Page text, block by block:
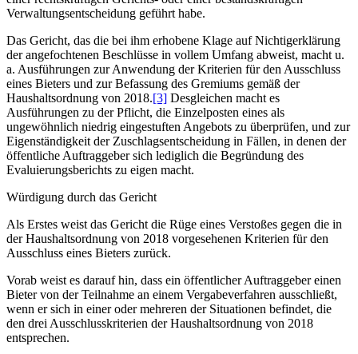
Verwaltungsentscheidung geführt habe.
Das Gericht, das die bei ihm erhobene Klage auf Nichtigerklärung
der angefochtenen Beschlüsse in vollem Umfang abweist, macht u.
a. Ausführungen zur Anwendung der Kriterien für den Ausschluss
eines Bieters und zur Befassung des Gremiums gemäß der
Haushaltsordnung von 2018.[3] Desgleichen macht es
Ausführungen zu der Pflicht, die Einzelposten eines als
ungewöhnlich niedrig eingestuften Angebots zu überprüfen, und zur
Eigenständigkeit der Zuschlagsentscheidung in Fällen, in denen der
öffentliche Auftraggeber sich lediglich die Begründung des
Evaluierungsberichts zu eigen macht.
Würdigung durch das Gericht
Als Erstes weist das Gericht die Rüge eines Verstoßes gegen die in
der Haushaltsordnung von 2018 vorgesehenen Kriterien für den
Ausschluss eines Bieters zurück.
Vorab weist es darauf hin, dass ein öffentlicher Auftraggeber einen
Bieter von der Teilnahme an einem Vergabeverfahren ausschließt,
wenn er sich in einer oder mehreren der Situationen befindet, die
den drei Ausschlusskriterien der Haushaltsordnung von 2018
entsprechen.